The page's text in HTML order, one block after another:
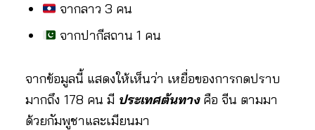
จากลาว 3 คน
จากปากีสถาน 1 คน
จากข้อมูลนี้ แสดงให้เห็นว่า เหยื่อของการกดปราบ
มากถึง 178 คน มี ประเทศต้นทางคือ จีน ตามมา
ด้วยกัมพูชาและเมียนมา